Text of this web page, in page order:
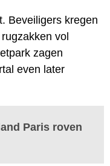
Beveiligers kregen
vol
zagen
even later
Paris roven